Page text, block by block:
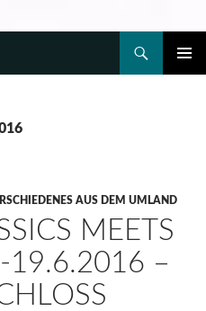
AUS DEM UMLAND
MEETS
19.6.2016 –